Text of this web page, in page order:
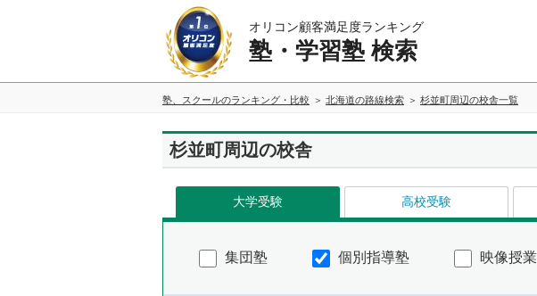
オリコン顧客満足度ランキング
塾・学習塾 検索
塾、スクールのランキング・比較 北海道の路線検索 杉並町周辺の校舎一覧
杉並町周辺の校舎
大学受験 高校受験
集団塾 個別指導塾 映像授業